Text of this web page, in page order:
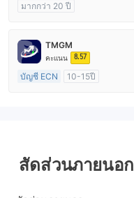
มากกว่า 20 ปี
cTrader
TMGM
คะแนน 8.57
บัญชี ECN
10-15ปี
สัดส่วนภายนอก